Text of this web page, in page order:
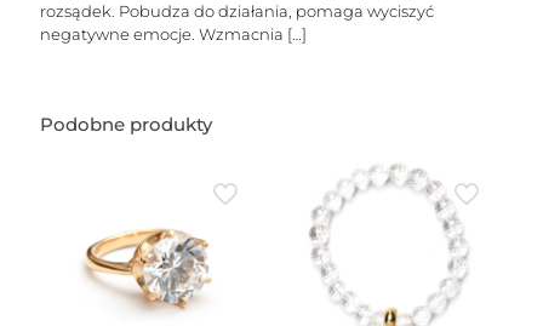
rozsądek. Pobudza do działania, pomaga wyciszyć
negatywne emocje. Wzmacnia […]
Podobne produkty